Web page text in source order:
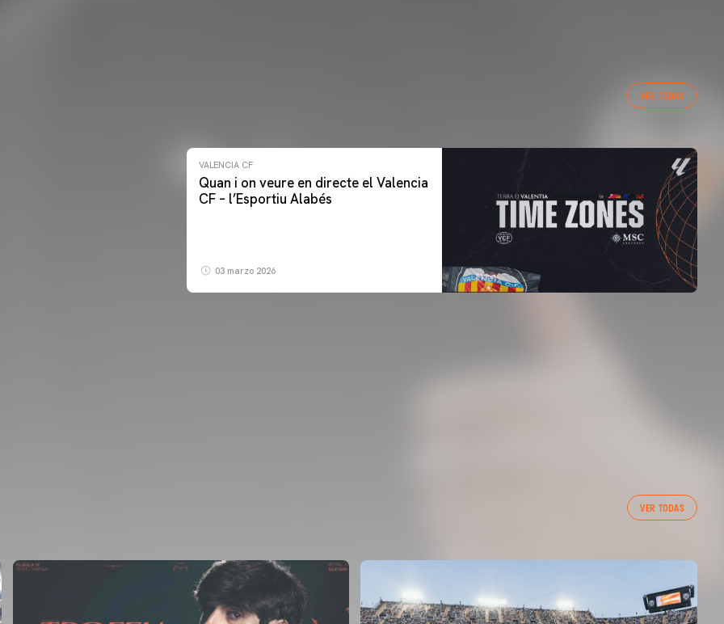
VER TODAS
VALENCIA CF
Quan i on veure en directe el Valencia
CF – l’Esportiu Alabés
03 marzo 2026
VER TODAS